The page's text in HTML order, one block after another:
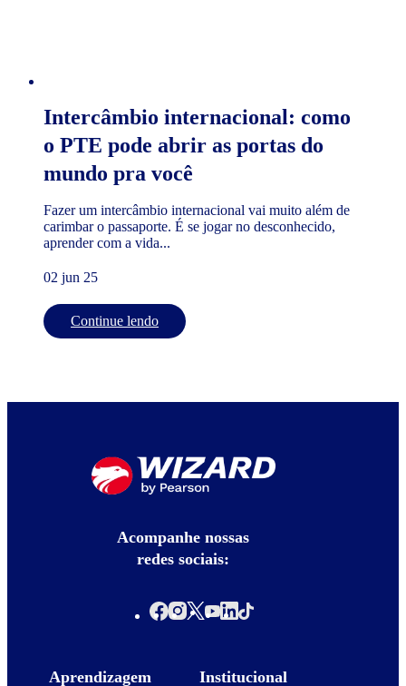
Intercâmbio internacional: como
o PTE pode abrir as portas do
mundo pra você
Fazer um intercâmbio internacional vai muito além de
carimbar o passaporte. É se jogar no desconhecido,
aprender com a vida...
02 jun 25
Continue lendo
Acompanhe nossas
redes sociais:
Aprendizagem Institucional